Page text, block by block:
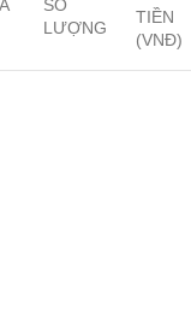
SỐ
LƯỢNG
TIỀN
(VNĐ)